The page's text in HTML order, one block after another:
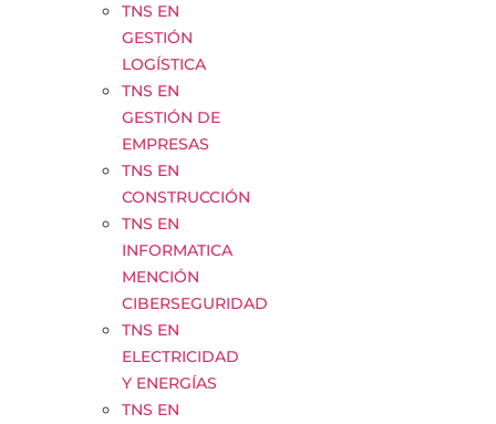
TNS EN
GESTIÓN
LOGÍSTICA
TNS EN
GESTIÓN DE
EMPRESAS
TNS EN
CONSTRUCCIÓN
TNS EN
INFORMATICA
MENCIÓN
CIBERSEGURIDAD
TNS EN
ELECTRICIDAD
Y ENERGÍAS
TNS EN